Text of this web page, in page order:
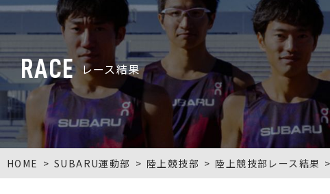
RACE レース結果
HOME SUBARU運動部 陸上競技部 陸上競技部レース結果